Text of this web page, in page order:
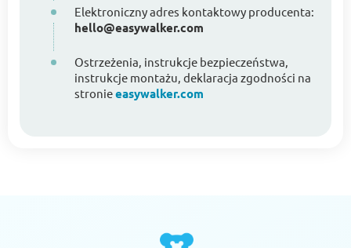
Elektroniczny adres kontaktowy producenta:
hello@easywalker.com
Ostrzeżenia, instrukcje bezpieczeństwa,
instrukcje montażu, deklaracja zgodności na
stronieeasywalker.com